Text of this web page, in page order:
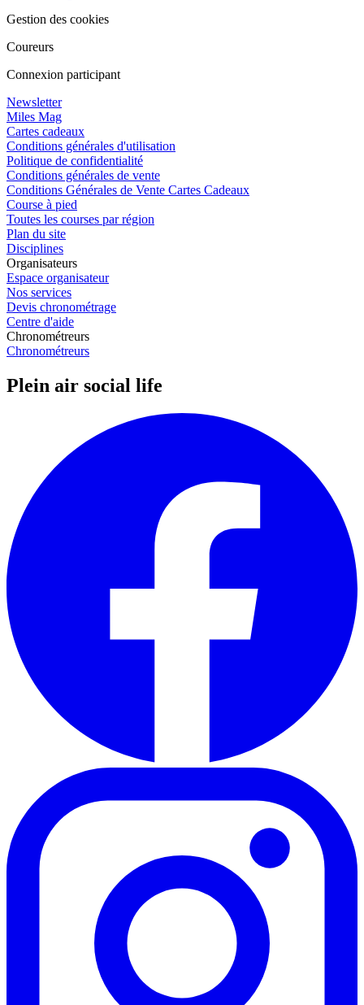
Gestion des cookies
Coureurs
Connexion participant
Newsletter
Miles Mag
Cartes cadeaux
Conditions générales d'utilisation
Politique de confidentialité
Conditions générales de vente
Conditions Générales de Vente Cartes Cadeaux
Course à pied
Toutes les courses par région
Plan du site
Disciplines
Organisateurs
Espace organisateur
Nos services
Devis chronométrage
Centre d'aide
Chronométreurs
Chronométreurs
Plein air social life